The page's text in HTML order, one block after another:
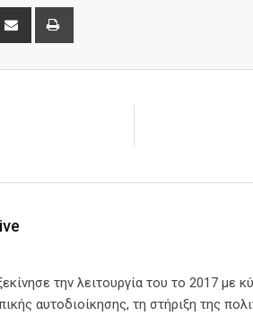
Share
την λειτουργία του το 2017 με
αυτοδιοίκησης, τη στήριξη της